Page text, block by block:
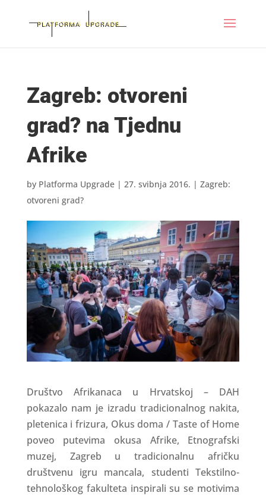
Zagreb: otvoreni
grad? na Tjednu
Afrike
by Platforma Upgrade| 27. svibnja 2016. | Zagreb:
otvoreni grad?
Društvo Afrikanaca u Hrvatskoj – DAH
pokazalo nam je izradu tradicionalnog nakita,
pletenica i frizura, Okus doma / Taste of Home
poveo putevima okusa Afrike, Etnografski
muzej, Zagreb u tradicionalnu afričku
društvenu igru mancala, studenti Tekstilno-
tehnološkog fakulteta inspirali su se motivima